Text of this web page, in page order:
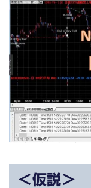
＜仮説＞